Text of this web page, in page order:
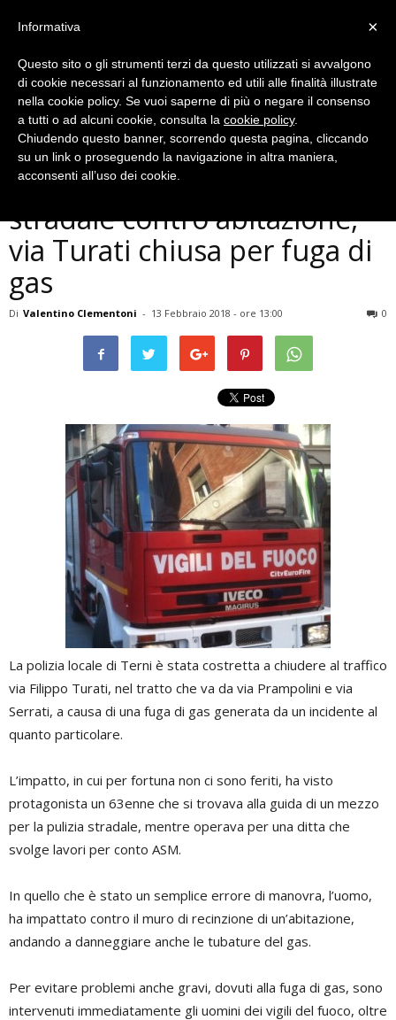
Cronaca
Terni, mezzo per la pulizia
stradale contro abitazione,
via Turati chiusa per fuga di
gas
Di Valentino Clementoni - 13 Febbraio 2018 - ore 13:00 0
La polizia locale di Terni è stata costretta a chiudere al traffico
via Filippo Turati, nel tratto che va da via Prampolini e via
Serrati, a causa di una fuga di gas generata da un incidente al
quanto particolare.
L’impatto, in cui per fortuna non ci sono feriti, ha visto
protagonista un 63enne che si trovava alla guida di un mezzo
per la pulizia stradale, mentre operava per una ditta che
svolge lavori per conto ASM.
In quello che è stato un semplice errore di manovra, l’uomo,
ha impattato contro il muro di recinzione di un’abitazione,
andando a danneggiare anche le tubature del gas.
Per evitare problemi anche gravi, dovuti alla fuga di gas, sono
intervenuti immediatamente gli uomini dei vigili del fuoco, oltre
×
Informativa
Questo sito o gli strumenti terzi da questo utilizzati si avvalgono
di cookie necessari al funzionamento ed utili alle finalità illustrate
nella cookie policy. Se vuoi saperne di più o negare il consenso
a tutti o ad alcuni cookie, consulta la cookie policy.
Chiudendo questo banner, scorrendo questa pagina, cliccando
su un link o proseguendo la navigazione in altra maniera,
acconsenti all’uso dei cookie.